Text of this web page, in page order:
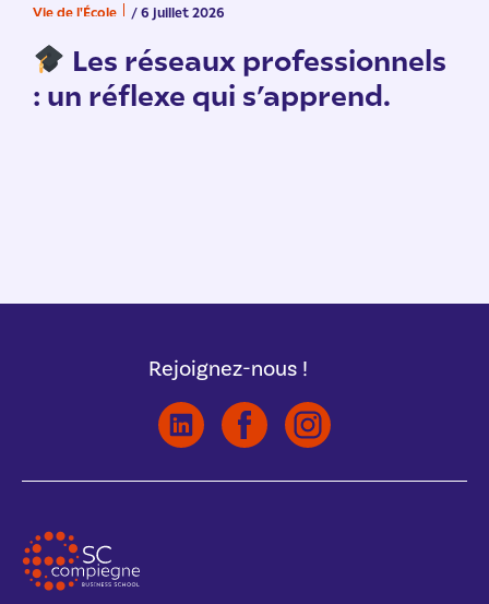
Vie de l'École / 6 juillet 2026
Les réseaux professionnels
: un réflexe qui s’apprend.
Rejoignez-nous !